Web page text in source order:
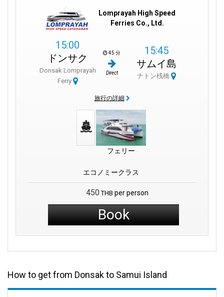
Lomprayah High Speed
Ferries Co., Ltd.
15:00
ドンサク
Donsak Lomprayah
Ferry
45 分
Direct
15:45
サムイ島
ナトン桟橋
旅行の詳細
フェリー
エコノミークラス
450 THB per person
Book
How to get from Donsak to Samui Island